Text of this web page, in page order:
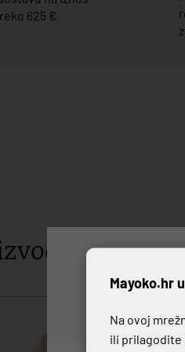
625 €
Mayoko.hr
Na ovoj
ili prilagodite